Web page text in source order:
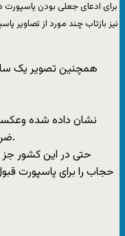
نیز بازتاب چند مورد از تصاویر
همچنین تصویر یک
نشان داده شده
ضربدر نشان داده است، در زیر دیده می شود.
حتی در این کشور
حجاب را برای پاسپورت